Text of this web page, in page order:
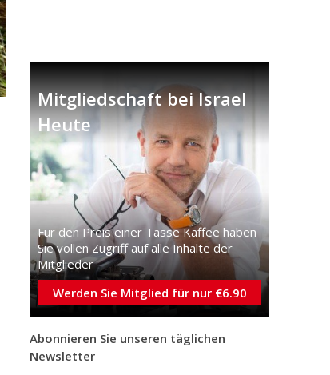
Mitgliedschaft bei Israel
Heute
Für den Preis einer Tasse Kaffee haben
Sie vollen Zugriff auf alle Inhalte der
Mitglieder
Werden Sie Mitglied für nur €6.90
Abonnieren Sie unseren täglichen
Newsletter